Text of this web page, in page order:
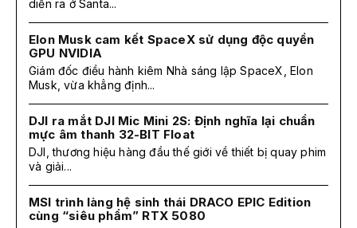
diễn ra ở Santa...
Elon Musk cam kết SpaceX sử dụng độc quyền
GPU NVIDIA
Giám đốc điều hành kiêm Nhà sáng lập SpaceX, Elon
Musk, vừa khẳng định...
DJI ra mắt DJI Mic Mini 2S: Định nghĩa lại chuẩn
mực âm thanh 32-BIT Float
DJI, thương hiệu hàng đầu thế giới về thiết bị quay phim
và giải...
MSI trình làng hệ sinh thái DRACO EPIC Edition
cùng “siêu phẩm” RTX 5080